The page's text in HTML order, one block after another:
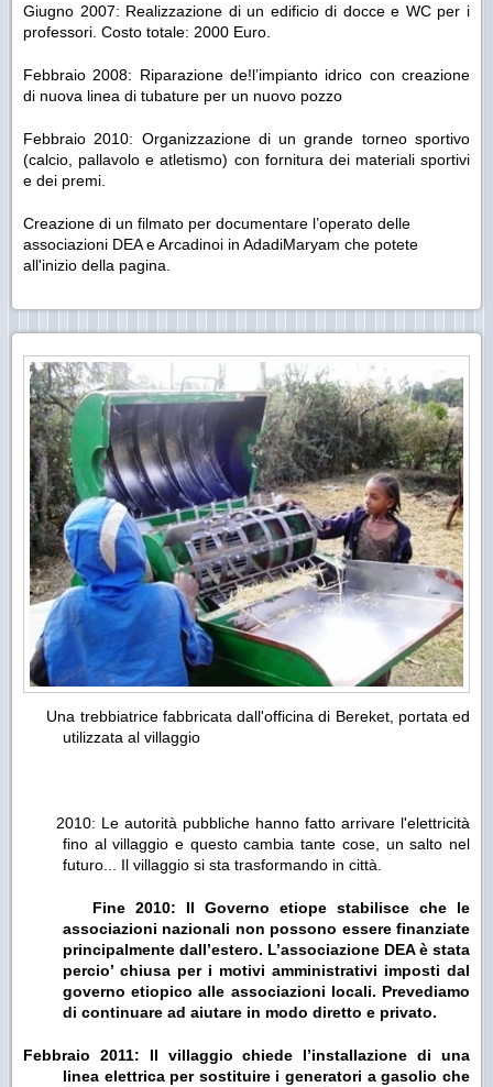
Giugno 2007: Realizzazione di un edificio di docce e WC per i
professori. Costo totale: 2000 Euro.
Febbraio 2008: Riparazione de!l’impianto idrico con creazione
di nuova linea di tubature per un nuovo pozzo
Febbraio 2010: Organizzazione di un grande torneo sportivo
(calcio, pallavolo e atletismo) con fornitura dei materiali sportivi
e dei premi.
Creazione di un filmato per documentare l’operato delle
associazioni DEA e Arcadinoi in AdadiMaryam che potete
all'inizio della pagina.
Una trebbiatrice fabbricata dall'officina di Bereket, portata ed
utilizzata al villaggio
2010: Le autorità pubbliche hanno fatto arrivare l'elettricità
fino al villaggio e questo cambia tante cose, un salto nel
futuro... Il villaggio si sta trasformando in città.
Fine 2010: Il Governo etiope stabilisce che le
associazioni nazionali non possono essere finanziate
principalmente dall’estero. L’associazione DEA è stata
percio’ chiusa per i motivi amministrativi imposti dal
governo etiopico alle associazioni locali. Prevediamo
di continuare ad aiutare in modo diretto e privato.
Febbraio 2011: Il villaggio chiede l’installazione di una
linea elettrica per sostituire i generatori a gasolio che